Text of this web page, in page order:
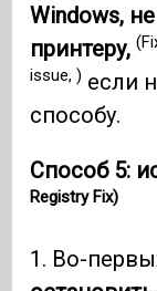
Windows,
принтеру,
issue, ) если
способу.
Способ 5:
Registry Fix)
1. Во-